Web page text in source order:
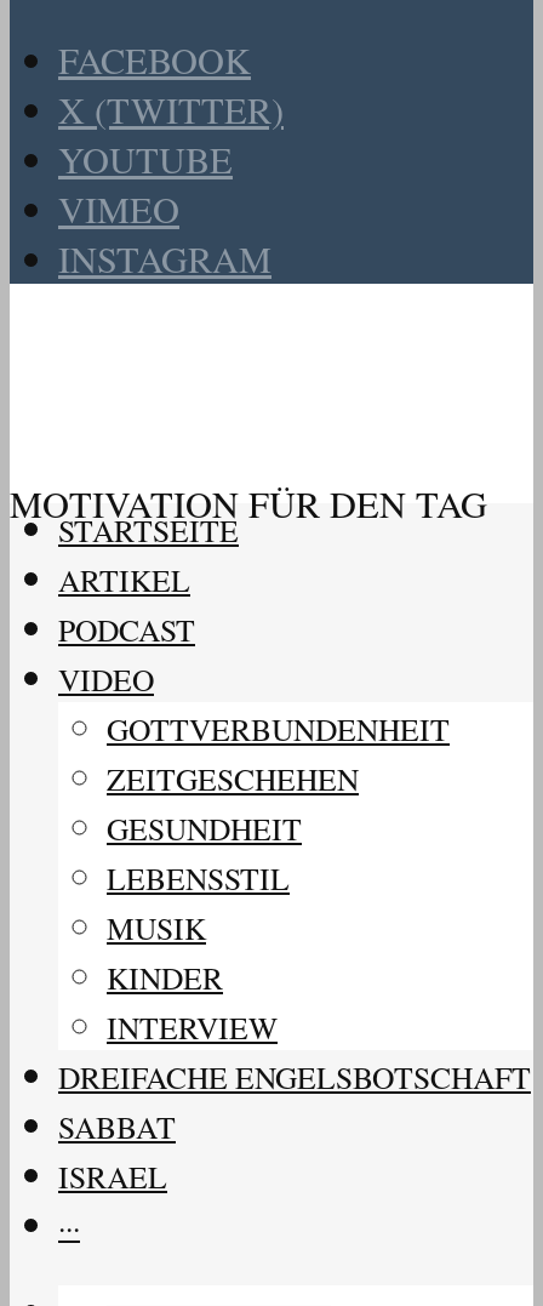
FACEBOOK
X (TWITTER)
YOUTUBE
VIMEO
INSTAGRAM
MOTIVATION FÜR DEN TAG
STARTSEITE
ARTIKEL
PODCAST
VIDEO
GOTTVERBUNDENHEIT
ZEITGESCHEHEN
GESUNDHEIT
LEBENSSTIL
MUSIK
KINDER
INTERVIEW
DREIFACHE ENGELSBOTSCHAFT
SABBAT
ISRAEL
···